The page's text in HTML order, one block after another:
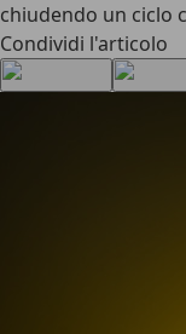
chiudendo un ciclo
Condividi l'articolo